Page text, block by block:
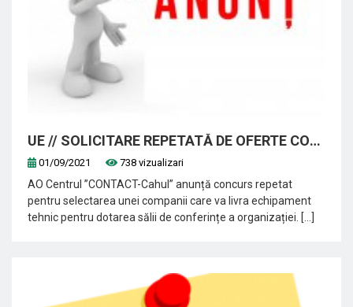
UE // SOLICITARE REPETATĂ DE OFERTE COMERCIALE PENTRU PROCURAREA ECHIPAMENTULUI TEHNIC
01/09/2021 738 vizualizari
AO Centrul ”CONTACT-Cahul” anunță concurs repetat
pentru selectarea unei companii care va livra echipament
tehnic pentru dotarea sălii de conferințe a organizației. [...]